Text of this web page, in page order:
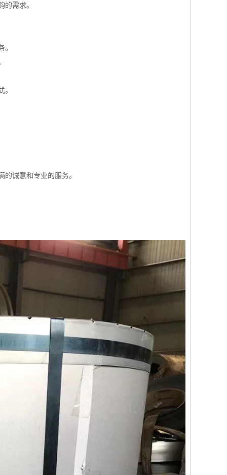
的需求。
。
。
诚意和专业的服务。